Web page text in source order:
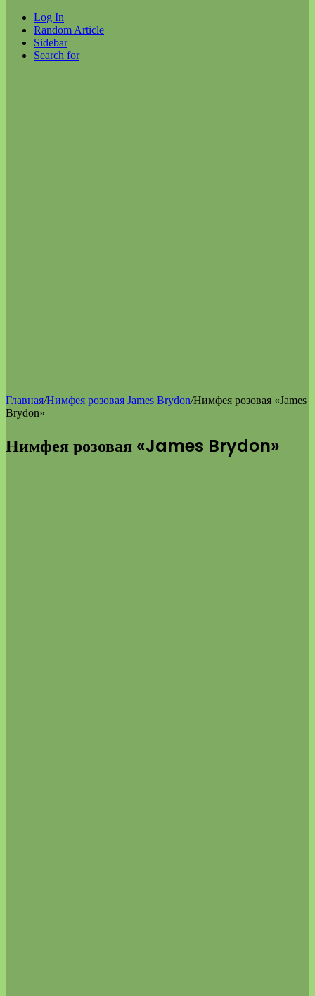
Log In
Random Article
Sidebar
Search for
Главная/Нимфея розовая James Brydon/Нимфея розовая «James
Brydon»
Нимфея розовая «James Brydon»